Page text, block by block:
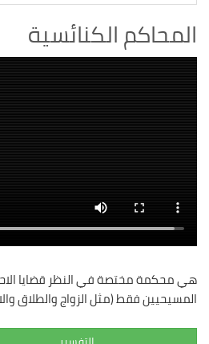
المحاكم الكنائسية
هي محكمة مختصة في النظر قضايا
المسيحيين فقط (مثل الزواج والطلاق